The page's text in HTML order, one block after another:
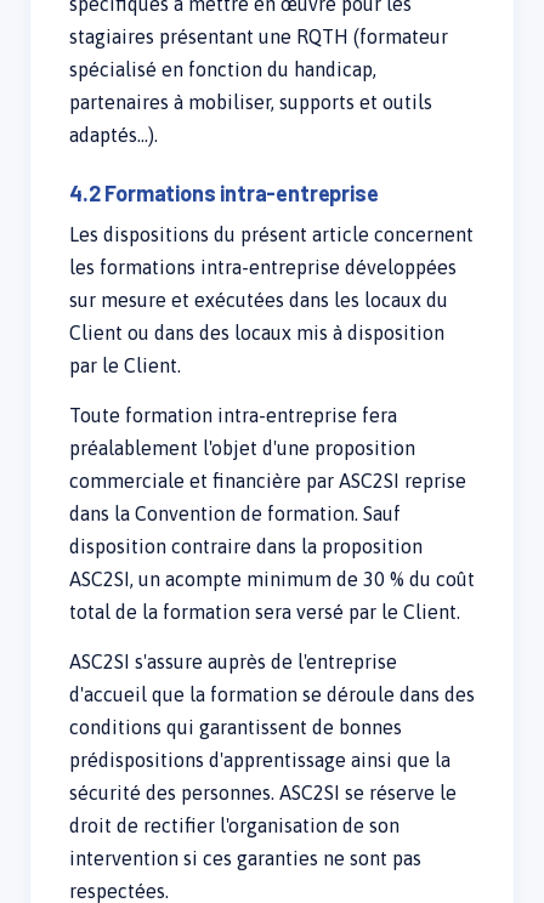
stagiaires présentant une RQTH (formateur
spécialisé en fonction du handicap,
partenaires à mobiliser, supports et outils
adaptés…).
4.2 Formations intra-entreprise
Les dispositions du présent article concernent
les formations intra-entreprise développées
sur mesure et exécutées dans les locaux du
Client ou dans des locaux mis à disposition
par le Client.
Toute formation intra-entreprise fera
préalablement l'objet d'une proposition
commerciale et financière par ASC2SI reprise
dans la Convention de formation. Sauf
disposition contraire dans la proposition
ASC2SI, un acompte minimum de 30 % du coût
total de la formation sera versé par le Client.
ASC2SI s'assure auprès de l'entreprise
d'accueil que la formation se déroule dans des
conditions qui garantissent de bonnes
prédispositions d'apprentissage ainsi que la
sécurité des personnes. ASC2SI se réserve le
droit de rectifier l'organisation de son
intervention si ces garanties ne sont pas
respectées.